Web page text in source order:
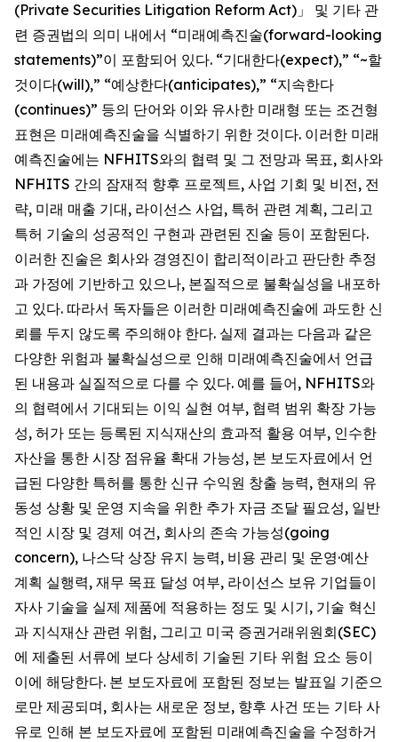
(Private Securities Litigation Reform Act)」 및 기타 관
련 증권법의 의미 내에서 “미래예측진술(forward-looking
statements)”이 포함되어 있다. “기대한다(expect),” “~할
것이다(will),” “예상한다(anticipates),” “지속한다
(continues)” 등의 단어와 이와 유사한 미래형 또는 조건형
표현은 미래예측진술을 식별하기 위한 것이다. 이러한 미래
예측진술에는 NFHITS와의 협력 및 그 전망과 목표, 회사와
NFHITS 간의 잠재적 향후 프로젝트, 사업 기회 및 비전, 전
략, 미래 매출 기대, 라이선스 사업, 특허 관련 계획, 그리고
특허 기술의 성공적인 구현과 관련된 진술 등이 포함된다.
이러한 진술은 회사와 경영진이 합리적이라고 판단한 추정
과 가정에 기반하고 있으나, 본질적으로 불확실성을 내포하
고 있다. 따라서 독자들은 이러한 미래예측진술에 과도한 신
뢰를 두지 않도록 주의해야 한다. 실제 결과는 다음과 같은
다양한 위험과 불확실성으로 인해 미래예측진술에서 언급
된 내용과 실질적으로 다를 수 있다. 예를 들어, NFHITS와
의 협력에서 기대되는 이익 실현 여부, 협력 범위 확장 가능
성, 허가 또는 등록된 지식재산의 효과적 활용 여부, 인수한
자산을 통한 시장 점유율 확대 가능성, 본 보도자료에서 언
급된 다양한 특허를 통한 신규 수익원 창출 능력, 현재의 유
동성 상황 및 운영 지속을 위한 추가 자금 조달 필요성, 일반
적인 시장 및 경제 여건, 회사의 존속 가능성(going
concern), 나스닥 상장 유지 능력, 비용 관리 및 운영·예산
계획 실행력, 재무 목표 달성 여부, 라이선스 보유 기업들이
자사 기술을 실제 제품에 적용하는 정도 및 시기, 기술 혁신
과 지식재산 관련 위험, 그리고 미국 증권거래위원회(SEC)
에 제출된 서류에 보다 상세히 기술된 기타 위험 요소 등이
이에 해당한다. 본 보도자료에 포함된 정보는 발표일 기준으
로만 제공되며, 회사는 새로운 정보, 향후 사건 또는 기타 사
유로 인해 본 보도자료에 포함된 미래예측진술을 수정하거